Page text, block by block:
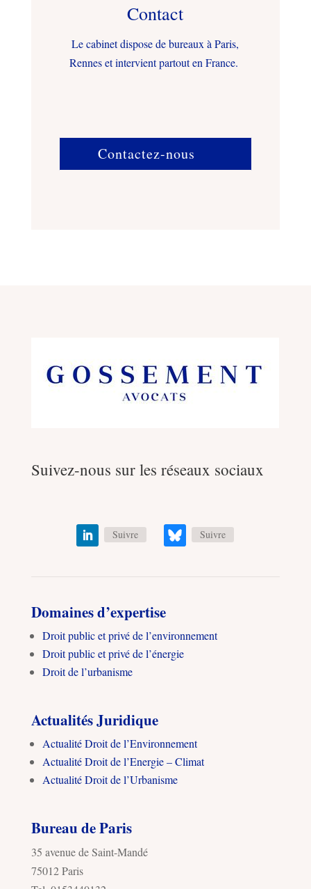
Contact
Le cabinet dispose de bureaux à Paris,
Rennes et intervient partout en France.
Contactez-nous
Suivez-nous sur les réseaux sociaux
Suivre Suivre
Domaines d’expertise
Droit public et privé de l’environnement
Droit public et privé de l’énergie
Droit de l’urbanisme
Actualités Juridique
Actualité Droit de l’Environnement
Actualité Droit de l’Energie – Climat
Actualité Droit de l’Urbanisme
Bureau de Paris
35 avenue de Saint-Mandé
75012 Paris